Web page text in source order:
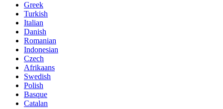
Greek
Turkish
Italian
Danish
Romanian
Indonesian
Czech
Afrikaans
Swedish
Polish
Basque
Catalan